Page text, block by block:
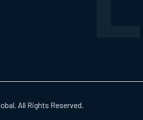
All Rights Reserved.